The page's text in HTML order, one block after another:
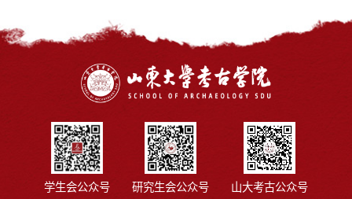
学生会公众号 研究生会公众号 山大考古公众号